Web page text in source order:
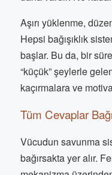
Aşırı yüklenme,
Hepsi bağışıklık
başlar. Bu da, bir
“küçük” şeylerle
kaçırmalara ve
Tüm Cevaplar
Vücudun savunma
bağırsakta yer alır.